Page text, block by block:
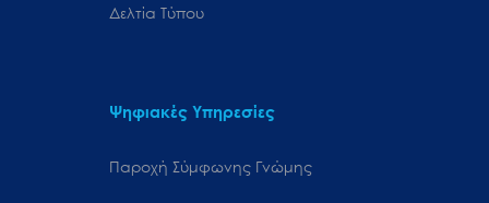
Δελτία Τύπου
Ψηφιακές Υπηρεσίες
Παροχή Σύμφωνης Γνώμης